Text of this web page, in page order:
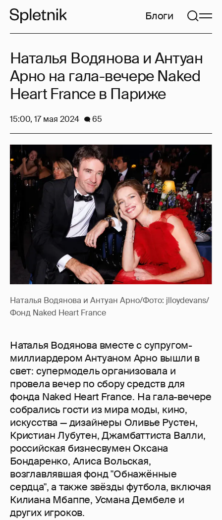
Блоги
Наталья Водянова и Антуан Арно/Фото: jlloydevans/
Фонд Naked Heart France
Наталья Водянова вместе с супругом-
миллиардером Антуаном Арно вышли в
свет: супермодель организовала и
провела вечер по сбору средств для
фонда Naked Heart France. На гала-вечере
собрались гости из мира моды, кино,
искусства — дизайнеры Оливье Рустен,
Кристиан Лубутен, Джамбаттиста Валли,
российская бизнесвумен Оксана
Бондаренко, Алиса Вольская,
возглавлявшая фонд "Обнажённые
сердца", а также звёзды футбола, включая
Килиана Мбаппе, Усмана Дембеле и
других игроков.
Наталья Водянова и Антуан
Арно на гала-вечере Naked
Heart France в Париже
15:00, 17 мая 2024 65